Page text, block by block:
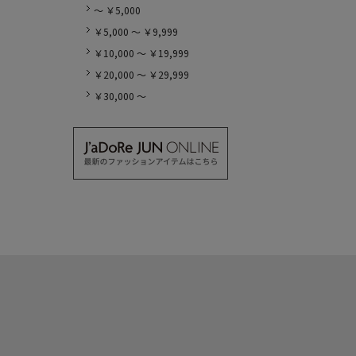
～ ￥5,000
￥5,000 ～ ￥9,999
￥10,000 ～ ￥19,999
￥20,000 ～ ￥29,999
￥30,000 ～